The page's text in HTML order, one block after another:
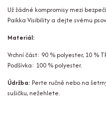
Už žádné kompromisy mezi
Paikka Visibility a dejte svému
Materiál:
Vrchní část: 90 % polyester, 10 %
Podšívka: 100 % polyester.
Údržba: Perte ručně nebo na
sušičku, nežehlete.